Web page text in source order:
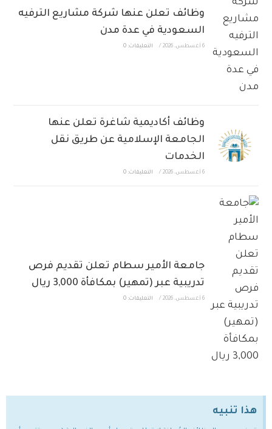
وظائف تعلن عنها شركة مشاريع الترفيه
السعودية في عدة مدن
6 أغسطس، 2026 / التعليقات: 0
وظائف أكاديمية شاغرة تعلن عنها
الجامعة الإسلامية عن طريق نقل
الخدمات
6 أغسطس، 2026 / التعليقات: 0
جامعة الأمير سطام تعلن تقديم فرص
تدريبية عبر (تمهير) بمكافأة 3,000 ريال
6 أغسطس، 2026 / التعليقات: 0
هذا تنبيه